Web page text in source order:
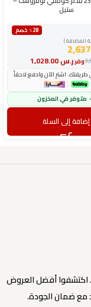
ستيل
٪28 خصم
المضافة )
وفرر.س
اشترِ الآن وادفع لاحقاً
متوفر في المخزون
إضافة إلى السلة
اكتشفوا أفضل العروض
مع ضمان الجودة.